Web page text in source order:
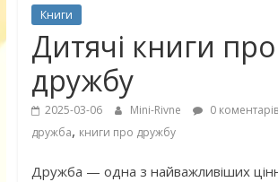
Книги
Дитячі книги про
дружбу
2025-03-06 Mini-Rivne 0 коментарів
дружба, книги про дружбу
Дружба — одна з найважливіших